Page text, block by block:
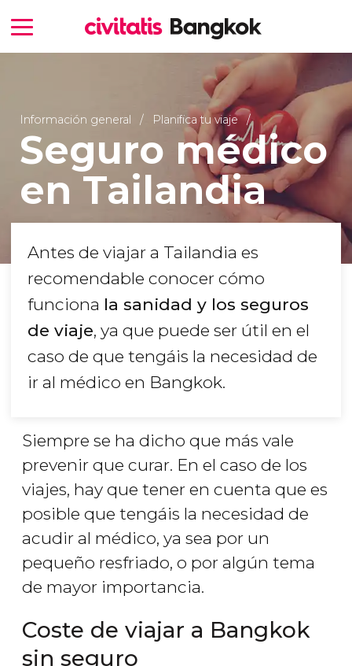
Información general Planifica tu viaje
Seguro médico
en Tailandia
Antes de viajar a Tailandia es
recomendable conocer cómo
funciona la sanidad y los seguros
de viaje, ya que puede ser útil en el
caso de que tengáis la necesidad de
ir al médico en Bangkok.
Siempre se ha dicho que más vale
prevenir que curar. En el caso de los
viajes, hay que tener en cuenta que es
posible que tengáis la necesidad de
acudir al médico, ya sea por un
pequeño resfriado, o por algún tema
de mayor importancia.
Coste de viajar a Bangkok
sin seguro